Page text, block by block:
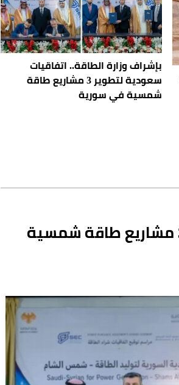
بإشراف وزارة الطاقة.. اتفاقيات
سعودية لتطوير 3 مشاريع طاقة
شمسية في سورية
بإشراف وزارة الطاقة.. اتفاقيات سعودية لتطوير 3 مشاريع طاقة شمسية